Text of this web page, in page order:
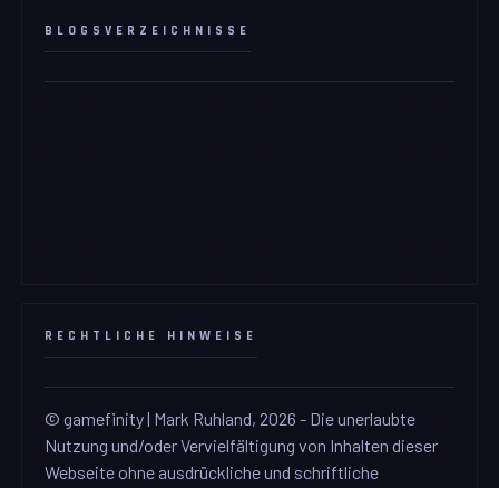
BLOGSVERZEICHNISSE
RECHTLICHE HINWEISE
© gamefinity | Mark Ruhland, 2026 - Die unerlaubte
Nutzung und/oder Vervielfältigung von Inhalten dieser
Webseite ohne ausdrückliche und schriftliche